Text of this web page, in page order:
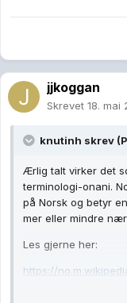
jjkoggan
Skrevet 18. mai
knutinh skrev
Ærlig talt virker det
terminologi-onani.
på Norsk og betyr
mer eller mindre
Les gjerne her:
https://